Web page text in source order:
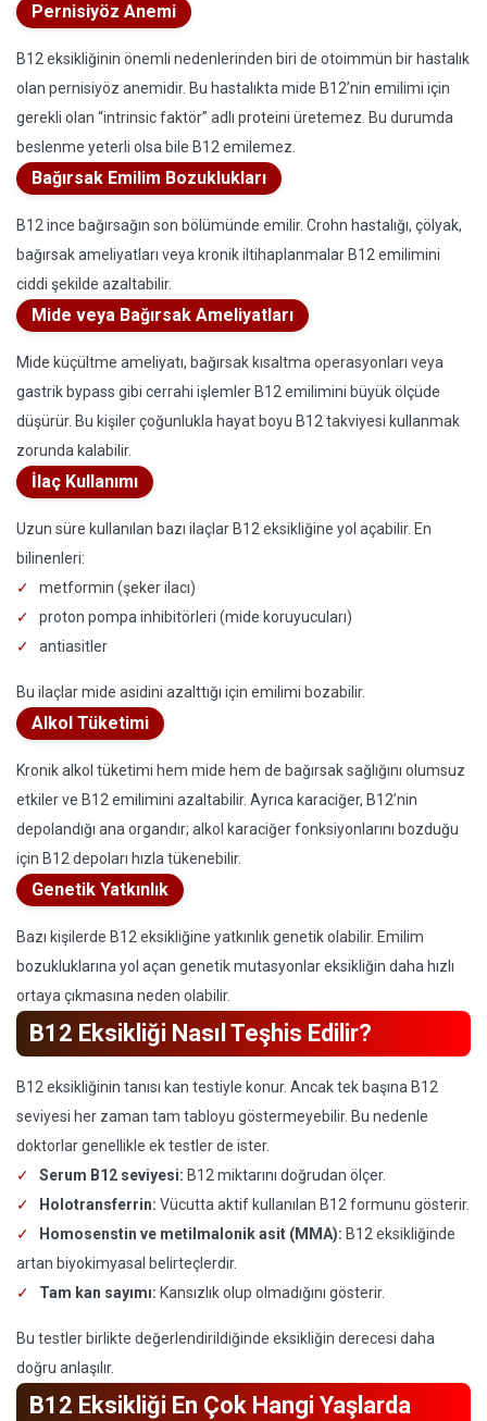
Pernisiyöz Anemi
B12 eksikliğinin önemli nedenlerinden biri de otoimmün bir hastalık
olan pernisiyöz anemidir. Bu hastalıkta mide B12’nin emilimi için
gerekli olan “intrinsic faktör” adlı proteini üretemez. Bu durumda
beslenme yeterli olsa bile B12 emilemez.
Bağırsak Emilim Bozuklukları
B12 ince bağırsağın son bölümünde emilir. Crohn hastalığı, çölyak,
bağırsak ameliyatları veya kronik iltihaplanmalar B12 emilimini
ciddi şekilde azaltabilir.
Mide veya Bağırsak Ameliyatları
Mide küçültme ameliyatı, bağırsak kısaltma operasyonları veya
gastrik bypass gibi cerrahi işlemler B12 emilimini büyük ölçüde
düşürür. Bu kişiler çoğunlukla hayat boyu B12 takviyesi kullanmak
zorunda kalabilir.
İlaç Kullanımı
Uzun süre kullanılan bazı ilaçlar B12 eksikliğine yol açabilir. En
bilinenleri:
metformin (şeker ilacı)
proton pompa inhibitörleri (mide koruyucuları)
antiasitler
Bu ilaçlar mide asidini azalttığı için emilimi bozabilir.
Alkol Tüketimi
Kronik alkol tüketimi hem mide hem de bağırsak sağlığını olumsuz
etkiler ve B12 emilimini azaltabilir. Ayrıca karaciğer, B12’nin
depolandığı ana organdır; alkol karaciğer fonksiyonlarını bozduğu
için B12 depoları hızla tükenebilir.
Genetik Yatkınlık
Bazı kişilerde B12 eksikliğine yatkınlık genetik olabilir. Emilim
bozukluklarına yol açan genetik mutasyonlar eksikliğin daha hızlı
ortaya çıkmasına neden olabilir.
B12 Eksikliği Nasıl Teşhis Edilir?
B12 eksikliğinin tanısı kan testiyle konur. Ancak tek başına B12
seviyesi her zaman tam tabloyu göstermeyebilir. Bu nedenle
doktorlar genellikle ek testler de ister.
Serum B12 seviyesi: B12 miktarını doğrudan ölçer.
Holotransferrin: Vücutta aktif kullanılan B12 formunu gösterir.
Homosenstin ve metilmalonik asit (MMA): B12 eksikliğinde
artan biyokimyasal belirteçlerdir.
Tam kan sayımı: Kansızlık olup olmadığını gösterir.
Bu testler birlikte değerlendirildiğinde eksikliğin derecesi daha
doğru anlaşılır.
B12 Eksikliği En Çok Hangi Yaşlarda